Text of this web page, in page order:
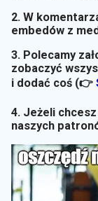
2. W
embedów z
3. Polecamy
zobaczyć
i dodać coś (👉
4. Jeżeli
naszych